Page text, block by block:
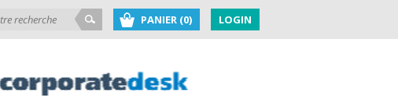
PANIER (0) LOGIN